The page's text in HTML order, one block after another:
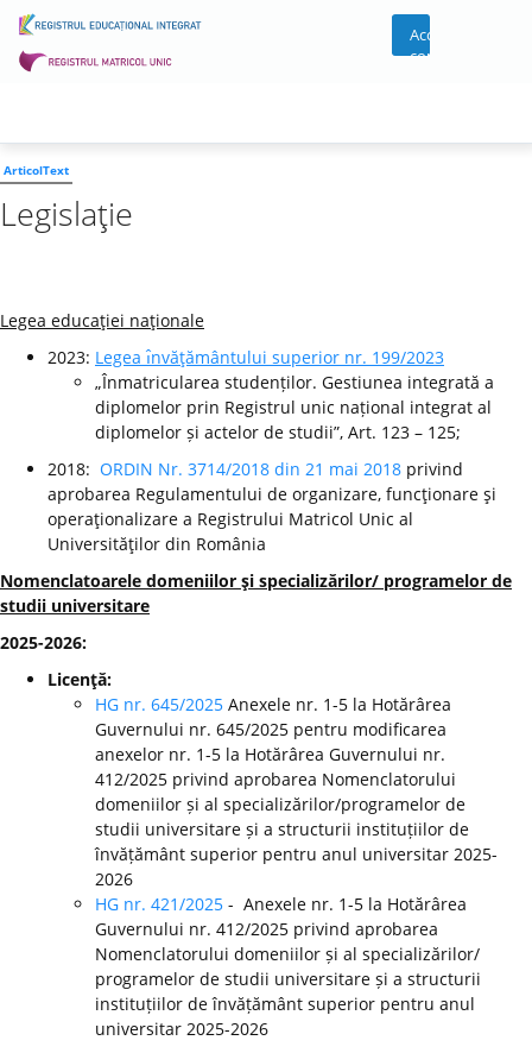
Acces
cont
ArticolText
Legislaţie
Legea educaţiei naţionale
2023: Legea ı̂nvăţământului superior nr. 199/2023
„Înmatricularea studenților. Gestiunea integrată a
diplomelor prin Registrul unic național integrat al
diplomelor și actelor de studii”, Art. 123 – 125;
2018: ORDIN Nr. 3714/2018 din 21 mai 2018 privind
aprobarea Regulamentului de organizare, funcţionare şi
operaţionalizare a Registrului Matricol Unic al
Universităţilor din România
Nomenclatoarele domeniilor şi specializărilor/ programelor de
studii universitare
2025-2026:
Licenţă:
HG nr. 645/2025 Anexele nr. 1-5 la Hotărârea
Guvernului nr. 645/2025 pentru modificarea
anexelor nr. 1-5 la Hotărârea Guvernului nr.
412/2025 privind aprobarea Nomenclatorului
domeniilor și al specializărilor/programelor de
studii universitare și a structurii instituțiilor de
învățământ superior pentru anul universitar 2025-
2026
HG nr. 421/2025 - Anexele nr. 1-5 la Hotărârea
Guvernului nr. 412/2025 privind aprobarea
Nomenclatorului domeniilor și al specializărilor/
programelor de studii universitare și a structurii
instituțiilor de învățământ superior pentru anul
universitar 2025-2026